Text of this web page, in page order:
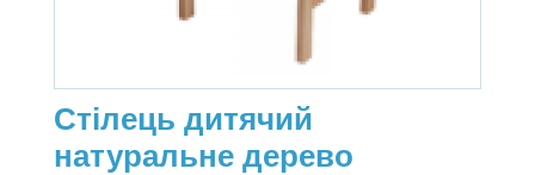
Стілець дитячий
натуральне дерево